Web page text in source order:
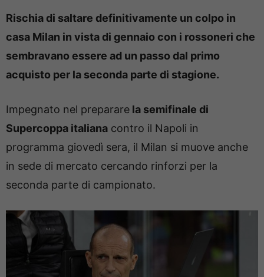
Rischia di saltare definitivamente un colpo in
casa Milan in vista di gennaio con i rossoneri che
sembravano essere ad un passo dal primo
acquisto per la seconda parte di stagione.
Impegnato nel preparare la semifinale di
Supercoppa italiana contro il Napoli in
programma giovedì sera, il Milan si muove anche
in sede di mercato cercando rinforzi per la
seconda parte di campionato.